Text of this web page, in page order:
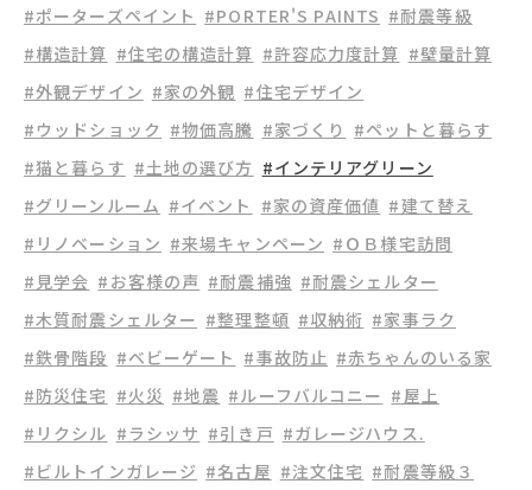
#ポーターズペイント #PORTER'S PAINTS #耐震等級
#構造計算 #住宅の構造計算 #許容応力度計算 #壁量計算
#外観デザイン #家の外観 #住宅デザイン
#ウッドショック #物価高騰 #家づくり #ペットと暮らす
#猫と暮らす #土地の選び方 #インテリアグリーン
#グリーンルーム #イベント #家の資産価値 #建て替え
#リノベーション #来場キャンペーン #ＯＢ様宅訪問
#見学会 #お客様の声 #耐震補強 #耐震シェルター
#木質耐震シェルター #整理整頓 #収納術 #家事ラク
#鉄骨階段 #ベビーゲート #事故防止 #赤ちゃんのいる家
#防災住宅 #火災 #地震 #ルーフバルコニー #屋上
#リクシル #ラシッサ #引き戸 #ガレージハウス.
#ビルトインガレージ #名古屋 #注文住宅 #耐震等級３